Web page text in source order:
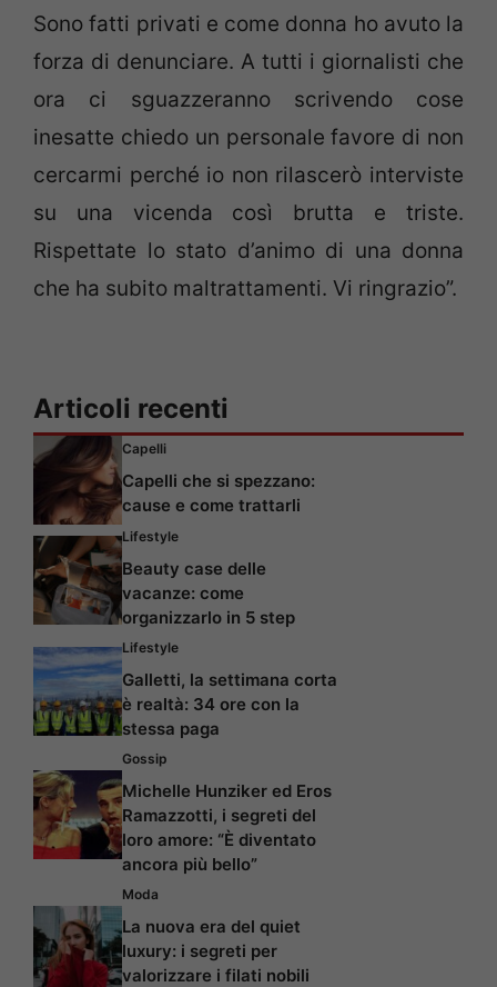
Sono fatti privati e come donna ho avuto la
forza di denunciare. A tutti i giornalisti che
ora ci sguazzeranno scrivendo cose
inesatte chiedo un personale favore di non
cercarmi perché io non rilascerò interviste
su una vicenda così brutta e triste.
Rispettate lo stato d’animo di una donna
che ha subito maltrattamenti. Vi ringrazio”.
Articoli recenti
Capelli
Capelli che si spezzano:
cause e come trattarli
Lifestyle
Beauty case delle
vacanze: come
organizzarlo in 5 step
Lifestyle
Galletti, la settimana corta
è realtà: 34 ore con la
stessa paga
Gossip
Michelle Hunziker ed Eros
Ramazzotti, i segreti del
loro amore: “È diventato
ancora più bello”
Moda
La nuova era del quiet
luxury: i segreti per
valorizzare i filati nobili